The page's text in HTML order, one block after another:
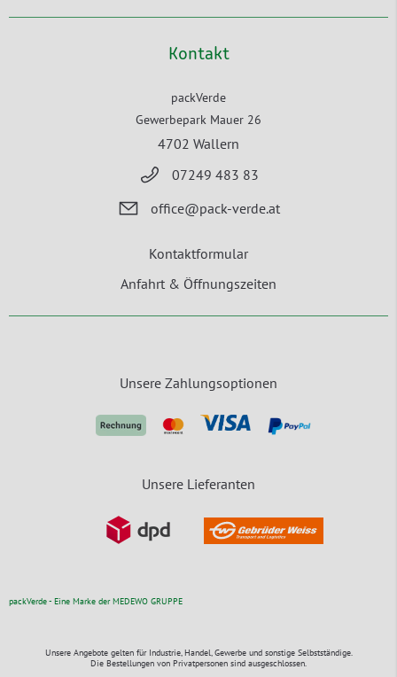
Kontakt
packVerde
Gewerbepark Mauer 26
4702 Wallern
07249 483 83
office@pack-verde.at
Kontaktformular
Anfahrt & Öffnungszeiten
Unsere Zahlungsoptionen
Unsere Lieferanten
packVerde - Eine Marke der MEDEWO GRUPPE
Unsere Angebote gelten für Industrie, Handel, Gewerbe und sonstige Selbstständige.
Die Bestellungen von Privatpersonen sind ausgeschlossen.